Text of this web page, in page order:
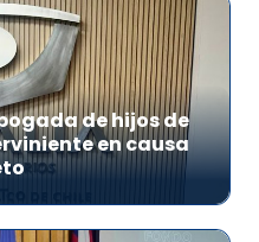
de hijos de
en causa